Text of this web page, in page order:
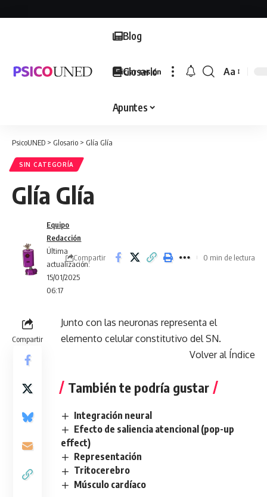
Blog
Glosario
Apuntes
Iniciar sesión
Font
Aa
PsicoUNED > Glosario > Glía Glía
SIN CATEGORÍA
Glía Glía
Última
actualización:
15/01/2025
06:17
Equipo
Redacción
Compartir 0 min de lectura
Compartir
Junto con las neuronas representa el
elemento celular constitutivo del SN.
Volver al Índice
También te podría gustar
Integración neural
Efecto de saliencia atencional (pop-up
effect)
Representación
Tritocerebro
Músculo cardíaco